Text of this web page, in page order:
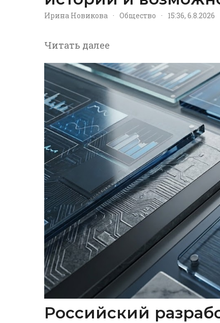
Ирина Новикова · Общество · 15:36, 6.8.2026
Читать далее
Российский